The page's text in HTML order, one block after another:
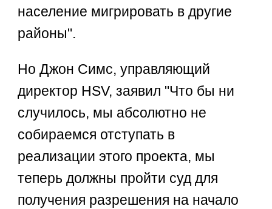
население мигрировать в другие
районы".
Но Джон Симс, управляющий
директор HSV, заявил "Что бы ни
случилось, мы абсолютно не
собираемся отступать в
реализации этого проекта, мы
теперь должны пройти суд для
получения разрешения на начало